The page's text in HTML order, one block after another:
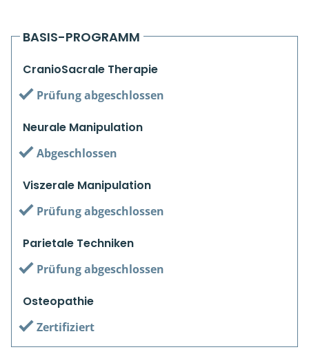
BASIS-PROGRAMM
CranioSacrale Therapie
Prüfung abgeschlossen
Neurale Manipulation
Abgeschlossen
Viszerale Manipulation
Prüfung abgeschlossen
Parietale Techniken
Prüfung abgeschlossen
Osteopathie
Zertifiziert
Human Reset Week
Kursorte mit Kursangeboten